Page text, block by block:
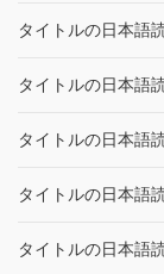
タイトルの日本語
タイトルの日本語
タイトルの日本語
タイトルの日本語
タイトルの日本語